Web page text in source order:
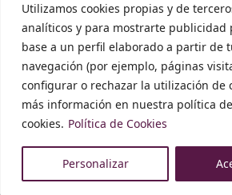
Utilizamos cookies propias y de
analíticos y para mostrarte publicidad
base a un perfil elaborado a partir de
navegación (por ejemplo, páginas
configurar o rechazar la utilización de
más información en nuestra política de
cookies. Política de Cookies
Personalizar
Tendencias
SÍGUENOS
Síguenos en redes sociales para más